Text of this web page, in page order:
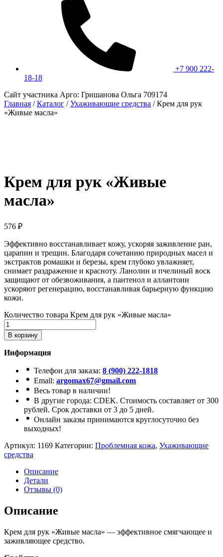
+7 900 222-
18-18
Сайт участника Арго: Гришанова Ольга 709174
Главная / Каталог / Ухаживающие средства / Крем для рук
«Живые масла»
Крем для рук «Живые
масла»
576 ₽
Эффективно восстанавливает кожу, ускоряя заживление ран,
царапин и трещин. Благодаря сочетанию природных масел и
экстрактов ромашки и березы, крем глубоко увлажняет,
снимает раздражение и красноту. Ланолин и пчелиный воск
защищают от обезвоживания, а пантенол и аллантоин
ускоряют регенерацию, восстанавливая барьерную функцию
кожи.
Количество товара Крем для рук «Живые масла»
В корзину
Информация
Телефон для заказа: 8 (900) 222-1818
Email: argomax67@gmail.com
Весь товар в наличии!
В другие города: CDEK. Стоимость составляет от 300
рублей. Срок доставки от 3 до 5 дней.
Онлайн заказы принимаются круглосуточно без
выходных!
Артикул: 1169 Категории: Проблемная кожа, Ухаживающие
средства
Описание
Детали
Отзывы (0)
Описание
Крем для рук «Живые масла» — эффективное смягчающее и
заживляющее средство.